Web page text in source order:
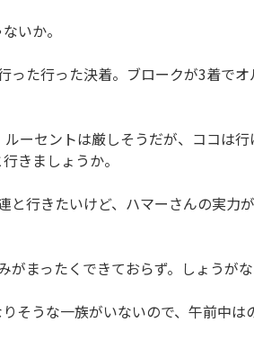
いか。
た行った決着。ブロークが3着で
ーセントは厳しそうだが、ココは行
きましょうか。
行きたいけど、ハマーさんの実力
まったくできておらず。しょうがな
そうな一族がいないので、午前中は